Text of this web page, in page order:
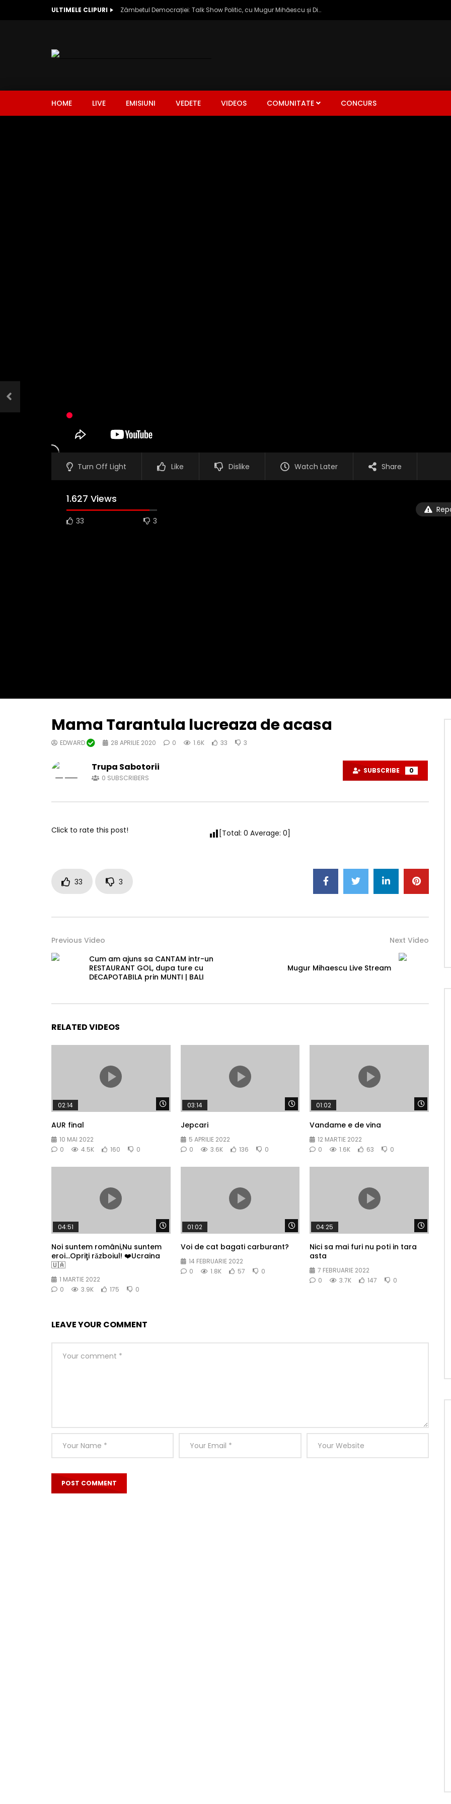
ULTIMELE CLIPURI Zâmbetul Democrației: Talk Show Politic, cu Mugur Mihăescu și Dinu Popescu
HOME LIVE EMISIUNI VEDETE VIDEOS COMUNITATE CONCURS
Turn Off Light Like Dislike Watch Later Share
1.627 Views
33 3
Mama Tarantula lucreaza de acasa
EDWARD 28 APRILIE 2020 0 1.6K 33 3
Trupa Sabotorii
0 SUBSCRIBERS
SUBSCRIBE 0
Click to rate this post! [Total: 0 Average: 0]
33 3
Previous Video
Cum am ajuns sa CANTAM intr-un
RESTAURANT GOL, dupa ture cu
DECAPOTABILA prin MUNTI | BALI
Next Video
Mugur Mihaescu Live Stream
RELATED VIDEOS
Watch Later
02:14
AUR final
10 MAI 2022
0
4.5K 160 0
Watch Later
03:14
Jepcari
5 APRILIE 2022
0
3.6K 136 0
01:02
Vandame e de vina
12 MARTIE 2022
0
1.6K 63 0
Watch Later
04:51
Noi suntem români,Nu suntem
eroi…Opriţi rǎzboiul! ❤️Ucraina
🇺🇦
1 MARTIE 2022
0
3.9K 175 0
Watch Later
01:02
Voi de cat bagati carburant?
14 FEBRUARIE 2022
0
1.8K 57 0
04:25
Nici sa mai furi nu poti in tara
asta
7 FEBRUARIE 2022
0
3.7K 147 0
LEAVE YOUR COMMENT